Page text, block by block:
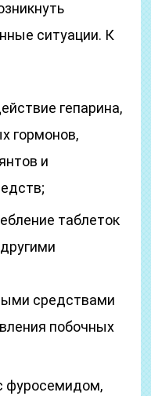
ситуации. К
гепарина,
гормонов,
и
таблеток
средствами
побочных
фуросемидом,